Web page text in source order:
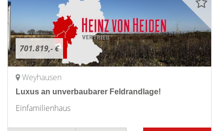
701.819,- €
Weyhausen
Luxus an unverbaubarer Feldrandlage!
Einfamilienhaus